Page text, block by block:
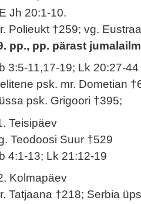
Jh 20:1-10.
Polieukt †259; vg.
pp., pp. pärast
3:5-11,17-19; Lk 20:27-44
psk. mr. Dometian
psk. Grigoori †395;
Teisipäev
Teodoosi Suur †529
4:1-13; Lk 21:12-19
Kolmapäev
Tatjaana †218; Serbia